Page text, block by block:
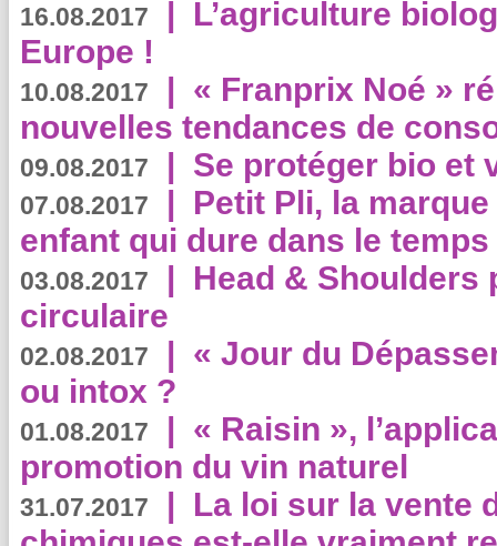
16.08.2017 | L’agriculture
Europe !
10.08.2017 | « Franprix Noé »
nouvelles tendances de
09.08.2017 | Se protéger bio et
07.08.2017 | Petit Pli, la
enfant qui dure dans le temps
03.08.2017 | Head & Shoulders
circulaire
02.08.2017 | « Jour du
ou intox ?
01.08.2017 | « Raisin »,
promotion du vin naturel
31.07.2017 | La loi sur la vente